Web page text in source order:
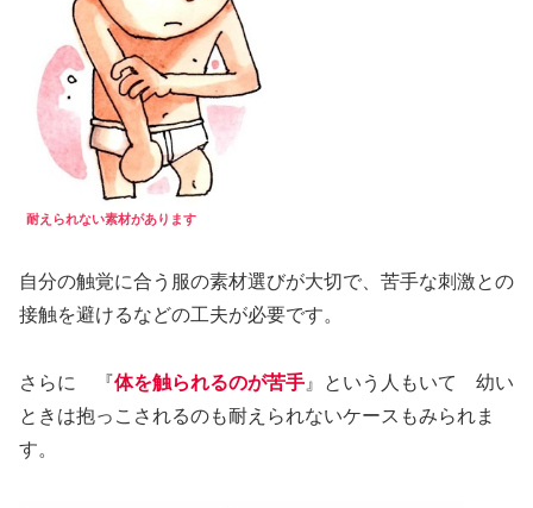
耐えられない素材があります
自分の触覚に合う服の素材選びが大切で、苦手な刺激との
接触を避けるなどの工夫が必要です。
さらに 『体を触られるのが苦手 』という人もいて 幼い
ときは抱っこされるのも耐えられないケースもみられま
す。